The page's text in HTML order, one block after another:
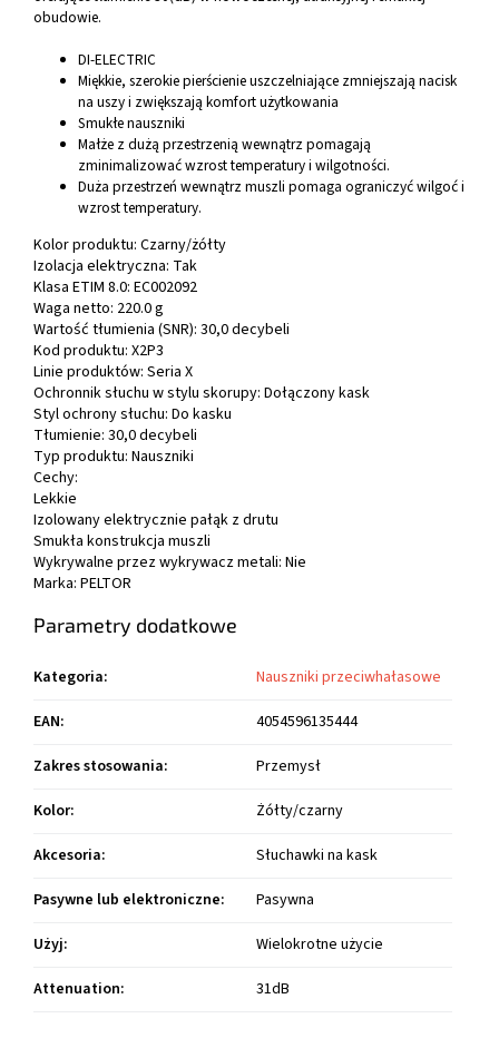
obudowie.
DI-ELECTRIC
Miękkie, szerokie pierścienie uszczelniające zmniejszają nacisk
na uszy i zwiększają komfort użytkowania
Smukłe nauszniki
Małże z dużą przestrzenią wewnątrz pomagają
zminimalizować wzrost temperatury i wilgotności.
Duża przestrzeń wewnątrz muszli pomaga ograniczyć wilgoć i
wzrost temperatury.
Kolor produktu: Czarny/żółty
Izolacja elektryczna: Tak
Klasa ETIM 8.0: EC002092
Waga netto: 220.0 g
Wartość tłumienia (SNR): 30,0 decybeli
Kod produktu: X2P3
Linie produktów: Seria X
Ochronnik słuchu w stylu skorupy: Dołączony kask
Styl ochrony słuchu: Do kasku
Tłumienie: 30,0 decybeli
Typ produktu: Nauszniki
Cechy:
Lekkie
Izolowany elektrycznie pałąk z drutu
Smukła konstrukcja muszli
Wykrywalne przez wykrywacz metali: Nie
Marka: PELTOR
Parametry dodatkowe
Kategoria:
Nauszniki przeciwhałasowe
EAN:
4054596135444
Zakres stosowania:
Przemysł
Kolor:
Żółty/czarny
Akcesoria:
Słuchawki na kask
Pasywne lub elektroniczne:
Pasywna
Użyj:
Wielokrotne użycie
Attenuation: 31dB